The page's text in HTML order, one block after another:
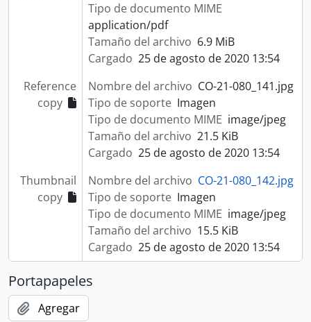
Tipo de documento MIME
application/pdf
Tamaño del archivo 6.9 MiB
Cargado 25 de agosto de 2020 13:54
Reference
copy
Nombre del archivo CO-21-080_141.jpg
Tipo de soporte Imagen
Tipo de documento MIME image/jpeg
Tamaño del archivo 21.5 KiB
Cargado 25 de agosto de 2020 13:54
Thumbnail
copy
Nombre del archivo CO-21-080_142.jpg
Tipo de soporte Imagen
Tipo de documento MIME image/jpeg
Tamaño del archivo 15.5 KiB
Cargado 25 de agosto de 2020 13:54
Portapapeles
Agregar